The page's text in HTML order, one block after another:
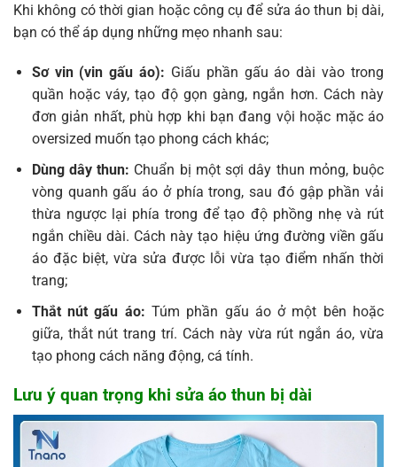
Khi không có thời gian hoặc công cụ để sửa áo thun bị dài,
bạn có thể áp dụng những mẹo nhanh sau:
Sơ vin (vin gấu áo): Giấu phần gấu áo dài vào trong
quần hoặc váy, tạo độ gọn gàng, ngắn hơn. Cách này
đơn giản nhất, phù hợp khi bạn đang vội hoặc mặc áo
oversized muốn tạo phong cách khác;
Dùng dây thun: Chuẩn bị một sợi dây thun mỏng, buộc
vòng quanh gấu áo ở phía trong, sau đó gập phần vải
thừa ngược lại phía trong để tạo độ phồng nhẹ và rút
ngắn chiều dài. Cách này tạo hiệu ứng đường viền gấu
áo đặc biệt, vừa sửa được lỗi vừa tạo điểm nhấn thời
trang;
Thắt nút gấu áo: Túm phần gấu áo ở một bên hoặc
giữa, thắt nút trang trí. Cách này vừa rút ngắn áo, vừa
tạo phong cách năng động, cá tính.
Lưu ý quan trọng khi sửa áo thun bị dài